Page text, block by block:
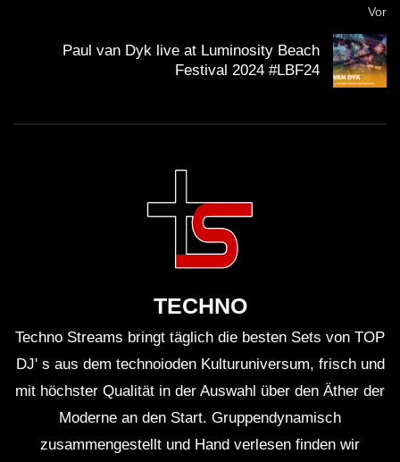
Wie kam es zur Zusammenarbeit von
Partiboi69 und MCR-T?
Was macht das Set besonders?
Die Kombination aus verschiedenen Musikstilen und
die kreative Visualisierung schaffen ein einzigartiges
Wo kann man das Set nachhören?
Das Set ist auf verschiedenen Plattformen wie
SoundCloud und Spotify verfügbar.
Wie lange dauert das Set?
Vor
Paul van Dyk live at Luminosity Beach
Festival 2024 #LBF24
TECHNO
Techno Streams bringt täglich die besten Sets von TOP
DJ' s aus dem technoioden Kulturuniversum, frisch und
mit höchster Qualität in der Auswahl über den Äther der
Moderne an den Start. Gruppendynamisch
zusammengestellt und Hand verlesen finden wir